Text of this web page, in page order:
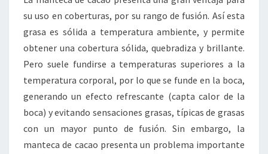
su uso en coberturas, por su rango de fusión. Así esta
grasa es sólida a temperatura ambiente, y permite
obtener una cobertura sólida, quebradiza y brillante.
Pero suele fundirse a temperaturas superiores a la
temperatura corporal, por lo que se funde en la boca,
generando un efecto refrescante (capta calor de la
boca) y evitando sensaciones grasas, típicas de grasas
con un mayor punto de fusión. Sin embargo, la
manteca de cacao presenta un problema importante